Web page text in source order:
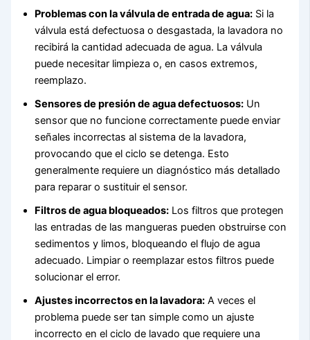
Problemas con la válvula de entrada de agua: Si la
válvula está defectuosa o desgastada, la lavadora no
recibirá la cantidad adecuada de agua. La válvula
puede necesitar limpieza o, en casos extremos,
reemplazo.
Sensores de presión de agua defectuosos: Un
sensor que no funcione correctamente puede enviar
señales incorrectas al sistema de la lavadora,
provocando que el ciclo se detenga. Esto
generalmente requiere un diagnóstico más detallado
para reparar o sustituir el sensor.
Filtros de agua bloqueados: Los filtros que protegen
las entradas de las mangueras pueden obstruirse con
sedimentos y limos, bloqueando el flujo de agua
adecuado. Limpiar o reemplazar estos filtros puede
solucionar el error.
Ajustes incorrectos en la lavadora: A veces el
problema puede ser tan simple como un ajuste
incorrecto en el ciclo de lavado que requiere una